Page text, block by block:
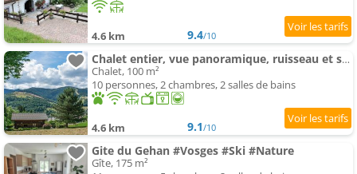
4.6 km 9.4/10
Chalet entier, vue panoramique, ruisseau et sauna.
Chalet, 100 m²
10 personnes, 2 chambres, 2 salles de bains
4.6 km 9.1/10
Gite du Gehan #Vosges #Ski #Nature
Gîte, 175 m²